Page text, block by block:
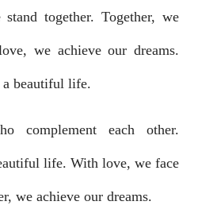
together. Together, we
we achieve our dreams.
a beautiful life.
complement each other.
life. With love, we face
we achieve our dreams.